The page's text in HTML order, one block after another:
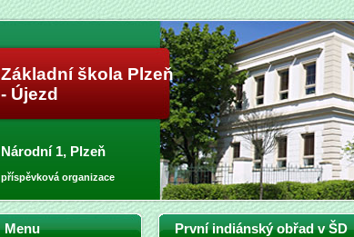
Základní škola Plzeň
- Újezd
Národní 1, Plzeň
příspěvková organizace
První indiánský obřad v ŠD
Menu